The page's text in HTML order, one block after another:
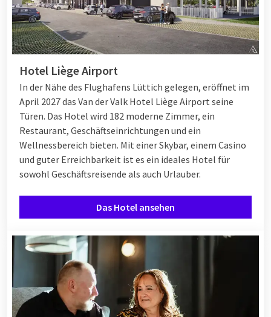
Hotel Liège Airport
In der Nähe des Flughafens Lüttich gelegen, eröffnet im
April 2027 das Van der Valk Hotel Liège Airport seine
Türen. Das Hotel wird 182 moderne Zimmer, ein
Restaurant, Geschäftseinrichtungen und ein
Wellnessbereich bieten. Mit einer Skybar, einem Casino
und guter Erreichbarkeit ist es ein ideales Hotel für
sowohl Geschäftsreisende als auch Urlauber.
Das Hotel ansehen